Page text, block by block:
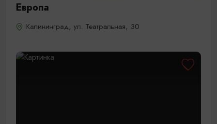
Европа
Калининград, ул. Театральная, 30